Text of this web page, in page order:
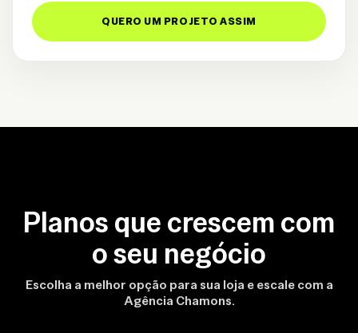
QUERO UM PROJETO ASSIM
Planos que crescem com
o seu negócio
Escolha a melhor opção para sua loja e escale com a
Agência Chamons.